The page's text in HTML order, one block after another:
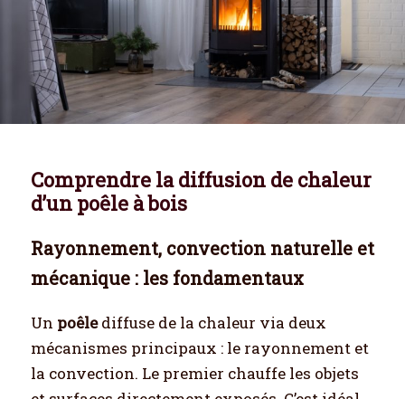
Comprendre la diffusion de chaleur
d’un poêle à bois
Rayonnement, convection naturelle et
mécanique : les fondamentaux
Un poêlediffuse de la chaleur via deux
mécanismes principaux : le rayonnement et
la convection. Le premier chauffe les objets